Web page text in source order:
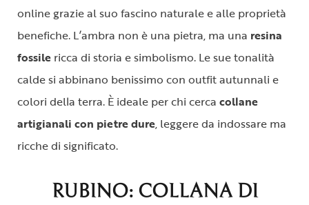
online grazie al suo fascino naturale e alle proprietà
benefiche. L’ambra non è una pietra, ma una resina
fossile ricca di storia e simbolismo. Le sue tonalità
calde si abbinano benissimo con outfit autunnali e
colori della terra. È ideale per chi cerca collane
artigianali con pietre dure, leggere da indossare ma
ricche di significato.
RUBINO: COLLANA DI